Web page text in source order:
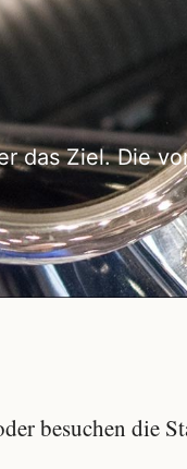
das Ziel. Die
besuchen die